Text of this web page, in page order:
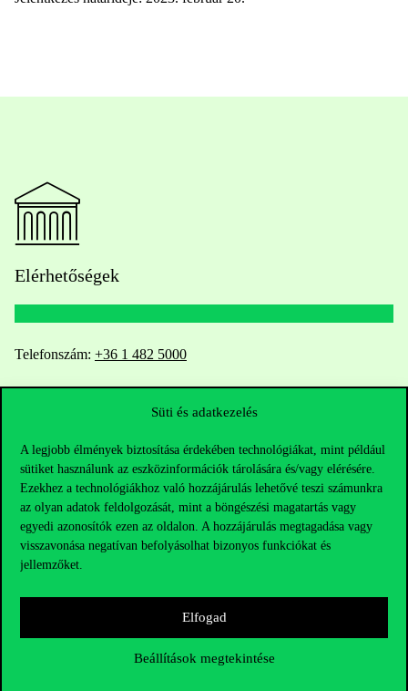
Süti és adatkezelés
A legjobb élmények biztosítása érdekében technológiákat, mint például
sütiket használunk az eszközinformációk tárolására és/vagy elérésére.
Ezekhez a technológiákhoz való hozzájárulás lehetővé teszi számunkra
az olyan adatok feldolgozását, mint a böngészési magatartás vagy
egyedi azonosítók ezen az oldalon. A hozzájárulás megtagadása vagy
visszavonása negatívan befolyásolhat bizonyos funkciókat és
jellemzőket.
Elfogad
Beállítások megtekintése
Elérhetőségek
Telefonszám: +36 1 482 5000
Oktatói elérhetőségek
HUB jelenlegi hallgatóinknak
Sajtó:press@uni-corvinus.hu